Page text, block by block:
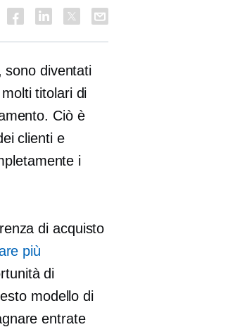
sono diventati
titolari di
Ciò è
clienti e
i
di acquisto
più
di
modello di
entrate